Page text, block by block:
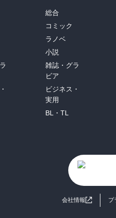
総合
コミック
ラノベ
小説
雑誌・グラ
ビア
ビジネス・
実用
BL・TL
会社情報 プ